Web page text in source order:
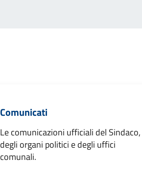
Comunicati
Le comunicazioni ufficiali del Sindaco,
degli organi politici e degli uffici
comunali.